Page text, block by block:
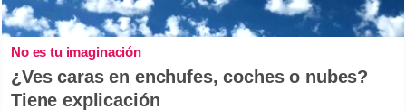
No es tu imaginación
¿Ves caras en enchufes, coches o nubes?
Tiene explicación